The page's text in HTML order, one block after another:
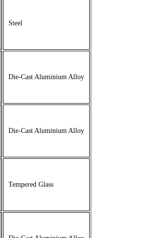
Steel
Die-Cast Aluminium Alloy
Die-Cast Aluminium Alloy
Tempered Glass